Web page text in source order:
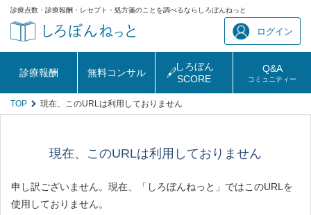
診療点数・診療報酬・レセプト・処方箋のことを調べるならしろぼんねっと
ログイン
診療報酬 無料コンサル
しろぼん
SCORE
Q&A
コミュニティー
TOP 現在、このURLは利用しておりません
現在、このURLは利用しておりません
申し訳ございません。現在、「しろぼんねっと」ではこのURLを
使用しておりません。